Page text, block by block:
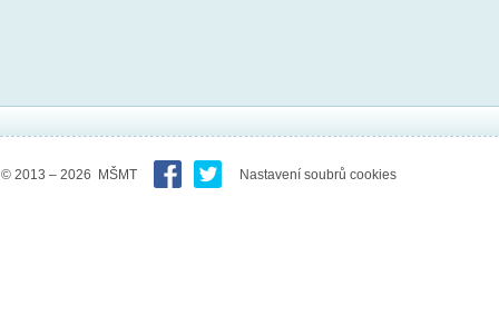
© 2013 – 2026 MŠMT Nastavení soubrů cookies